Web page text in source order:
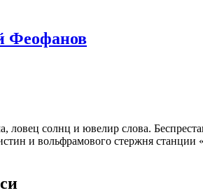
Феофанов
ловец солнц и ювелир слова.
и вольфрамового стержня